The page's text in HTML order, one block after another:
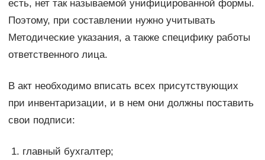
есть, нет так называемой унифицированной формы.
Поэтому, при составлении нужно учитывать
Методические указания, а также специфику работы
ответственного лица.
В акт необходимо вписать всех присутствующих
при инвентаризации, и в нем они должны поставить
свои подписи:
главный бухгалтер;